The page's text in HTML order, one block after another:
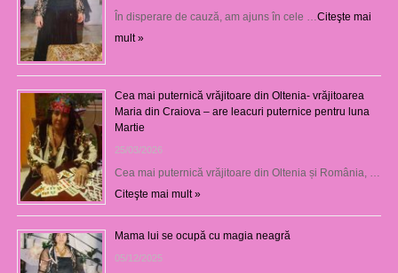
În disperare de cauză, am ajuns în cele … Citeşte mai
mult »
Cea mai puternică vrăjitoare din Oltenia- vrăjitoarea
Maria din Craiova – are leacuri puternice pentru luna
Martie
25/03/2026
Cea mai puternică vrăjitoare din Oltenia și România, …
Citeşte mai mult »
Mama lui se ocupă cu magia neagră
05/12/2025